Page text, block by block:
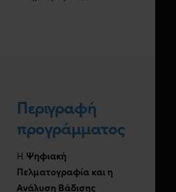
Περιγραφή
προγράμματος
Η Ψηφιακή
Πελματογραφία και η
Ανάλυση Βάδισης